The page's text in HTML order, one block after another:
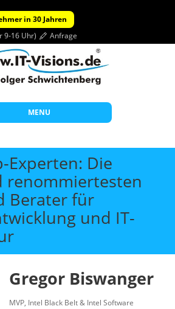
in 30 Jahren
9-16 Uhr) Anfrage
MENU
Schulungen
Seminare
Experten: Die
renommiertesten
Berater für
und IT-
Gregor Biswanger
MVP, Intel Black Belt & Intel Software